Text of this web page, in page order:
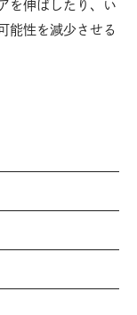
を伸ばしたり、い
能性を減少させる